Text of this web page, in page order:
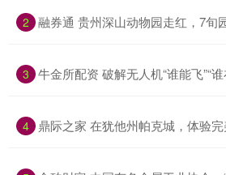
2 融券通 贵州深山动物园走红，7旬
3 牛金所配资 破解无人机“谁能飞”“
4 鼎际之家 在犹他州帕克城，体验